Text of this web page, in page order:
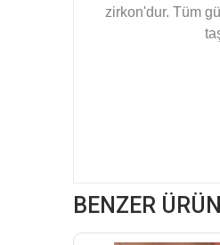
zirkon'dur. Tüm
BENZER